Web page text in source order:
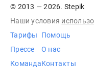
© 2013 — 2026. Stepik
Наши условия
Тарифы
Прессе
Команда
Помощь
О нас
Контакты